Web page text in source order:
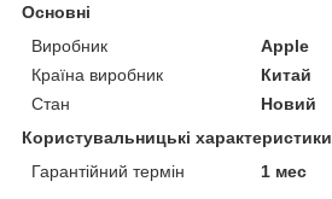
Основні
Виробник
Apple
Країна виробник
Китай
Стан
Новий
Користувальницькі характеристики
Гарантійний термін
1 мес